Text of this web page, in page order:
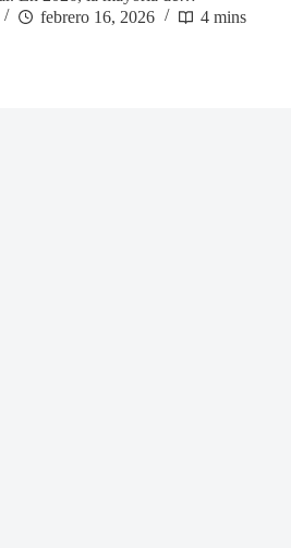
febrero 16, 2026 4 mins